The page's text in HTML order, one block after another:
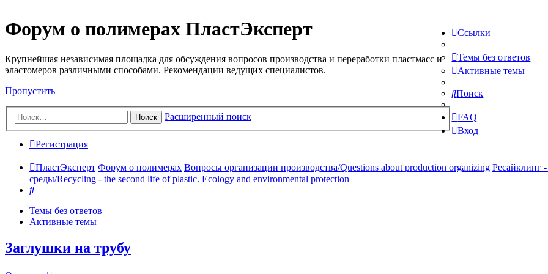
Форум о полимерах ПластЭксперт
Крупнейшая независимая площадка для обсуждения вопросов производства и переработки пластмасс и
эластомеров различными способами. Рекомендации ведущих специалистов.
Пропустить
Поиск Расширенный поиск
Ссылки
Темы без ответов
Активные темы
Поиск
FAQ
Вход
Регистрация
ПластЭксперт Форум о полимерах Вопросы организации производства/Questions about production organizing Ресайклинг
среды/Recycling - the second life of plastic. Ecology and environmental protection
Поиск
Темы без ответов
Активные темы
Заглушки на трубу